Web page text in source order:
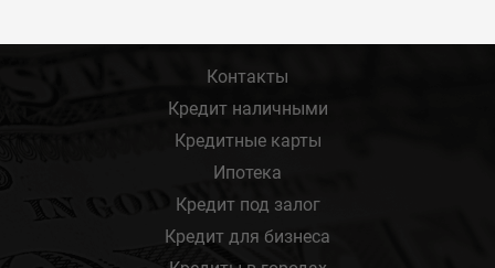
Контакты
Кредит наличными
Кредитные карты
Ипотека
Кредит под залог
Кредит для бизнеса